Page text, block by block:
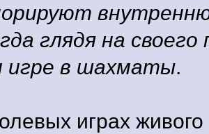
глядя на
игре в шахматы.
играх